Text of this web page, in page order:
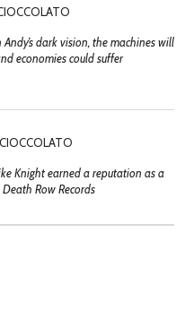
dark vision, the machines will
economies could suffer
Knight earned a reputation as a
Row Records